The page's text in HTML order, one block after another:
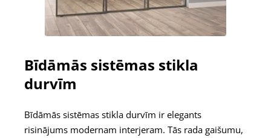
Bīdāmās sistēmas stikla
durvīm
Bīdāmās sistēmas stikla durvīm ir elegants
risinājums modernam interjeram. Tās rada gaišumu,